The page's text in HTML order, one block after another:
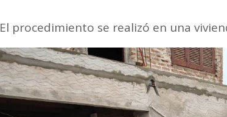
El procedimiento se realizó en una